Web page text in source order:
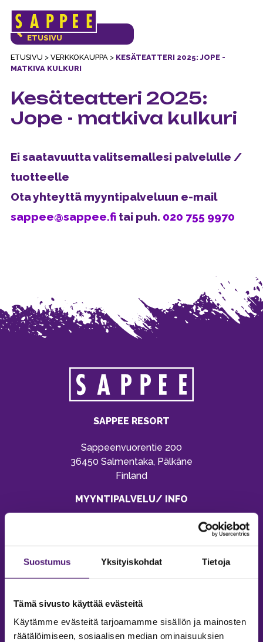
Suostumus Yksityiskohdat Tietoja
Tämä sivusto käyttää evästeitä
Käytämme evästeitä tarjoamamme sisällön ja mainosten
räätälöimiseen, sosiaalisen median ominaisuuksien
Päävalikko
ETUSIVU > VERKKOKAUPPA> KESÄTEATTERI 2025: JOPE -
MATKIVA KULKURI
VERKKOKAUPAN
ETUSIVU
Kesäteatteri 2025:
Jope - matkiva kulkuri
Ei saatavuutta valitsemallesi palvelulle /
tuotteelle
Ota yhteyttä myyntipalveluun e-mail
sappee@sappee.fitai puh. 020 755 9970
SAPPEE RESORT
Sappeenvuorentie 200
36450 Salmentaka, Pälkäne
Finland
MYYNTIPALVELU/ INFO